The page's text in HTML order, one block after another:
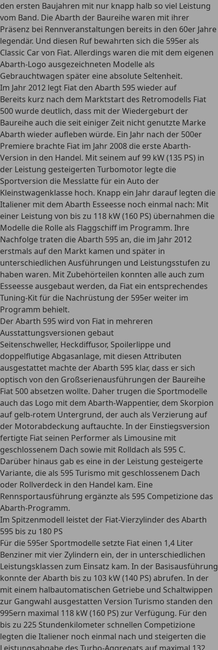
den ersten Baujahren mit nur knapp halb so viel Leistung
vom Band. Die Abarth der Baureihe waren mit ihrer
Präsenz bei Rennveranstaltungen bereits in den 60er Jahre
legendär. Und diesen Ruf bewahrten sich die 595er als
Classic Car von Fiat. Allerdings waren die mit dem eigenen
Abarth-Logo ausgezeichneten Modelle als
Gebrauchtwagen später eine absolute Seltenheit.
Im Jahr 2012 legt Fiat den Abarth 595 wieder auf
Bereits kurz nach dem Marktstart des Retromodells Fiat
500 wurde deutlich, dass mit der Wiedergeburt der
Baureihe auch die seit einiger Zeit nicht genutzte Marke
Abarth wieder aufleben würde. Ein Jahr nach der 500er
Premiere brachte Fiat im Jahr 2008 die erste Abarth-
Version in den Handel. Mit seinem auf 99 kW (135 PS) in
der Leistung gesteigerten Turbomotor legte die
Sportversion die Messlatte für ein Auto der
Kleinstwagenklasse hoch. Knapp ein Jahr darauf legten die
Italiener mit dem Abarth Esseesse noch einmal nach: Mit
einer Leistung von bis zu 118 kW (160 PS) übernahmen die
Modelle die Rolle als Flaggschiff im Programm. Ihre
Nachfolge traten die Abarth 595 an, die im Jahr 2012
erstmals auf den Markt kamen und später in
unterschiedlichen Ausführungen und Leistungsstufen zu
haben waren. Mit Zubehörteilen konnten alle auch zum
Esseesse ausgebaut werden, da Fiat ein entsprechendes
Tuning-Kit für die Nachrüstung der 595er weiter im
Programm behielt.
Der Abarth 595 wird von Fiat in mehreren
Ausstattungsversionen gebaut
Seitenschweller, Heckdiffusor, Spoilerlippe und
doppelflutige Abgasanlage, mit diesen Attributen
ausgestattet machte der Abarth 595 klar, dass er sich
optisch von den Großserienausführungen der Baureihe
Fiat 500 absetzen wollte. Daher trugen die Sportmodelle
auch das Logo mit dem Abarth-Wappentier, dem Skorpion
auf gelb-rotem Untergrund, der auch als Verzierung auf
der Motorabdeckung auftauchte. In der Einstiegsversion
fertigte Fiat seinen Performer als Limousine mit
geschlossenem Dach sowie mit Rolldach als 595 C.
Darüber hinaus gab es eine in der Leistung gesteigerte
Variante, die als 595 Turismo mit geschlossenem Dach
oder Rollverdeck in den Handel kam. Eine
Rennsportausführung ergänzte als 595 Competizione das
Abarth-Programm.
Im Spitzenmodell leistet der Fiat-Vierzylinder des Abarth
595 bis zu 180 PS
Für die 595er Sportmodelle setzte Fiat einen 1,4 Liter
Benziner mit vier Zylindern ein, der in unterschiedlichen
Leistungsklassen zum Einsatz kam. In der Basisausführung
konnte der Abarth bis zu 103 kW (140 PS) abrufen. In der
mit einem halbautomatischen Getriebe und Schaltwippen
zur Gangwahl ausgestatten Version Turismo standen den
995ern maximal 118 kW (160 PS) zur Verfügung. Für den
bis zu 225 Stundenkilometer schnellen Competizione
legten die Italiener noch einmal nach und steigerten die